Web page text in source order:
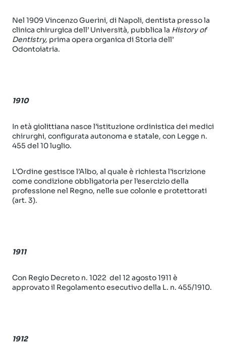
Nel 1909 Vincenzo Guerini, di Napoli, dentista presso la
clinica chirurgica dell’ Università, pubblica la History of
Dentistry, prima opera organica di Storia dell’
Odontoiatria.
1910
In età giolittiana nasce l’istituzione ordinistica dei medici
chirurghi, configurata autonoma e statale, con Legge n.
455 del 10 luglio.
L’Ordine gestisce l’Albo, al quale è richiesta l’iscrizione
come condizione obbligatoria per l’esercizio della
professione nel Regno, nelle sue colonie e protettorati
(art. 3).
1911
Con Regio Decreto n. 1022 del 12 agosto 1911 è
approvato il Regolamento esecutivo della L. n. 455/1910.
1912